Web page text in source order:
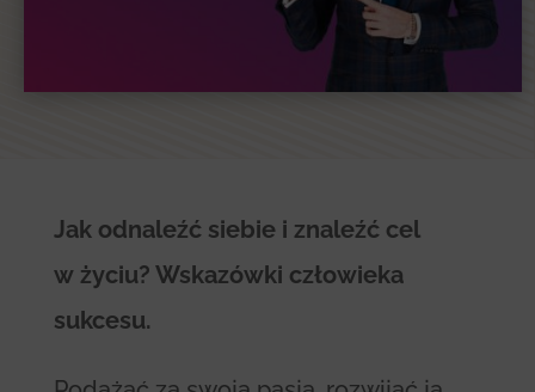
Jak odnaleźć siebie i znaleźć cel
w życiu? Wskazówki człowieka
sukcesu.